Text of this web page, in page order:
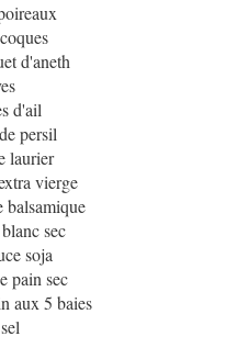
d'aneth
d'ail
persil
laurier
vierge
balsamique
sec
soja
pain sec
aux 5 baies